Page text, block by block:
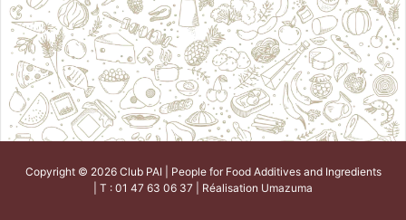
Copyright © 2026 Club PAI | People for Food Additives and Ingredients
| T : 01 47 63 06 37 | Réalisation Umazuma